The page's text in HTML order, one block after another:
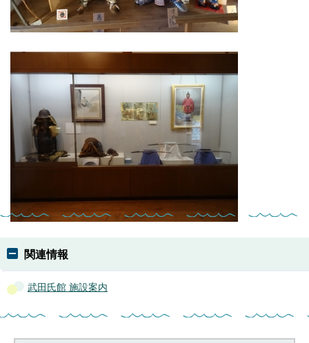
関連情報
武田氏館 施設案内